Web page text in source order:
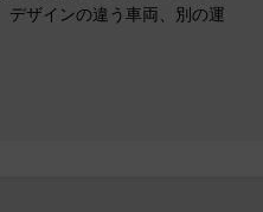
ザインの違う車両、別の運